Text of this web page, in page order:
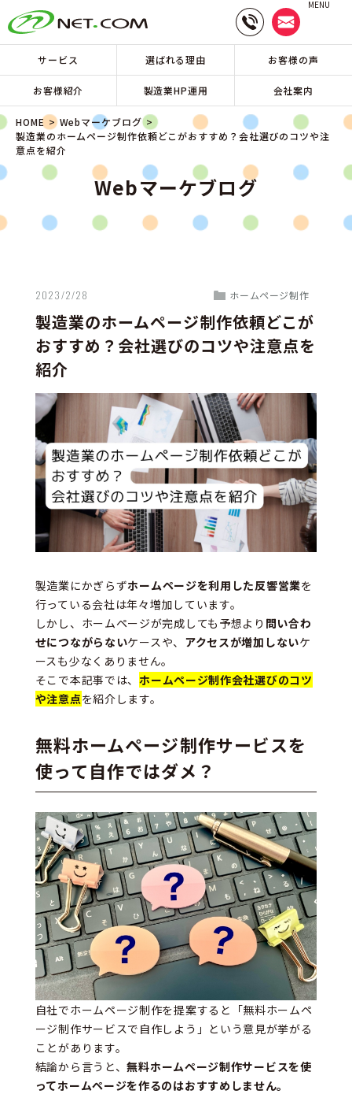
MENU
サービス 選ばれる理由 お客様の声
お客様紹介 製造業HP運用 会社案内
HOME
Webマーケブログ
製造業のホームページ制作依頼どこがおすすめ？会社選びのコツや注
意点を紹介
Webマーケブログ
2023/2/28 ホームページ制作
製造業のホームページ制作依頼どこが
おすすめ？会社選びのコツや注意点を
紹介
製造業にかぎらずホームページを利用した反響営業を
行っている会社は年々増加しています。
しかし、ホームページが完成しても予想より 問い合わ
せにつながらないケースや、 アクセスが増加しないケ
ースも少なくありません。
そこで本記事では、ホームページ制作会社選びのコツ
や注意点を紹介します。
無料ホームページ制作サービスを
使って自作ではダメ？
自社でホームページ制作を提案すると「無料ホームペ
ージ制作サービスで自作しよう」という意見が挙がる
ことがあります。
結論から言うと、無料ホームページ制作サービスを使
ってホームページを作るのはおすすめしません。